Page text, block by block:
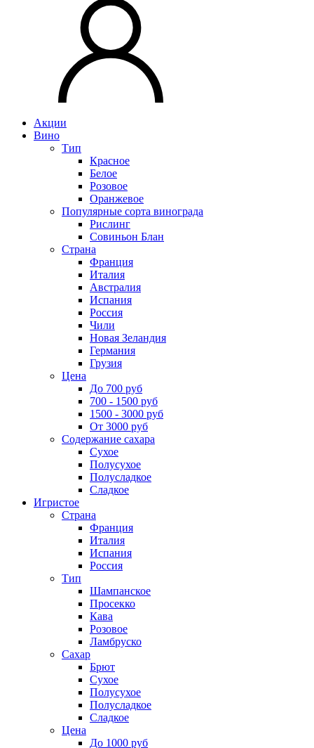
Акции
Вино
Тип
Красное
Белое
Розовое
Оранжевое
Популярные сорта винограда
Рислинг
Совиньон Блан
Страна
Франция
Италия
Австралия
Испания
Россия
Чили
Новая Зеландия
Германия
Грузия
Цена
До 700 руб
700 - 1500 руб
1500 - 3000 руб
От 3000 руб
Содержание сахара
Сухое
Полусухое
Полусладкое
Сладкое
Игристое
Страна
Франция
Италия
Испания
Россия
Тип
Шампанское
Просекко
Кава
Розовое
Ламбруско
Сахар
Брют
Сухое
Полусухое
Полусладкое
Сладкое
Цена
До 1000 руб